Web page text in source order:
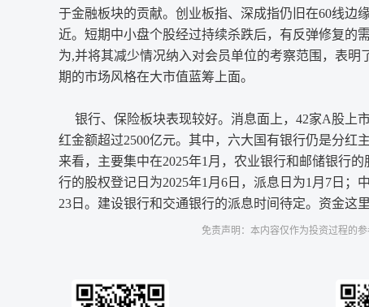
于金融板块的贡献。创业板指、深成指仍旧在60线边
近。短期中小盘个股经过持续杀跌后，有反弹修复的
为,并将其减少情况纳入对会员单位的考察范围，表
期的市场风格在大市值蓝筹上面。
银行、保险板块表现较好。消息面上，42家A股上
红金额超过2500亿元。其中，六大国有银行仍是分红
来看，主要集中在2025年1月，农业银行和邮储银行
行的股权登记日为2025年1月6日，派息日为1月7日；
23日。建设银行和交通银行的派息时间待定。资金这
免责声明：本内容仅作为投资过程的